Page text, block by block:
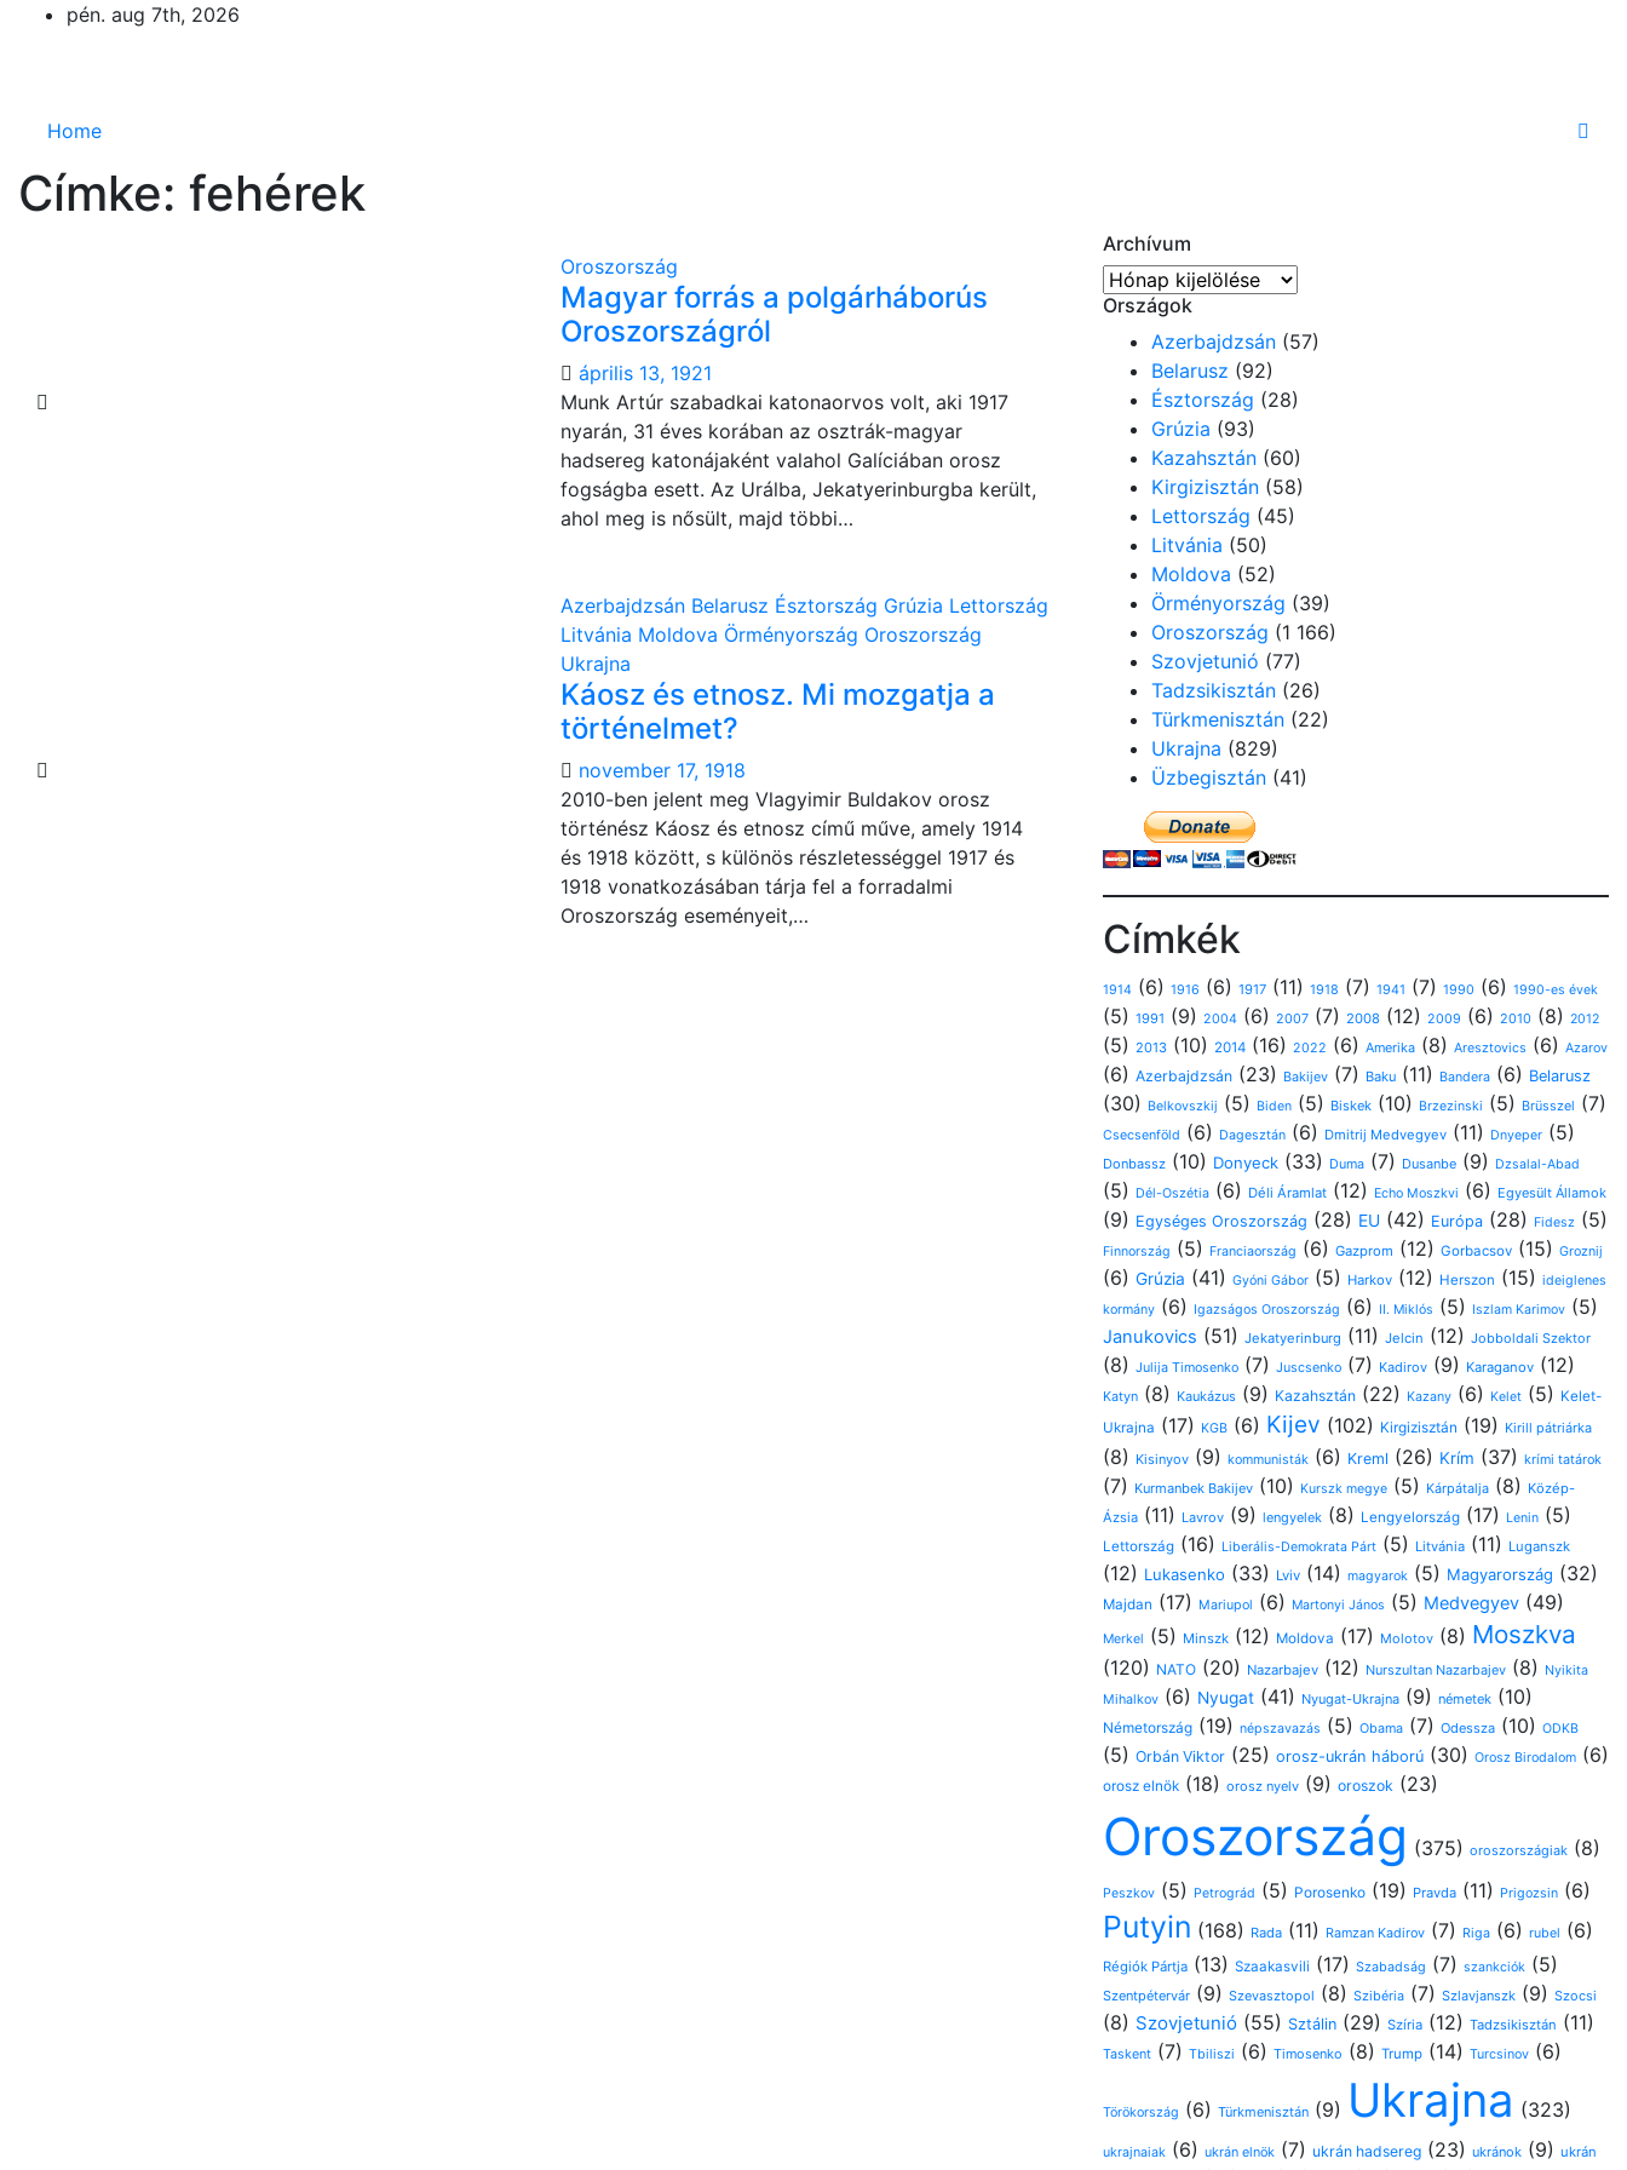
pén. aug 7th, 2026
Home
Címke: fehérek
Oroszország
Magyar forrás a polgárháborús
Oroszországról
április 13, 1921
Munk Artúr szabadkai katonaorvos volt, aki 1917
nyarán, 31 éves korában az osztrák-magyar
hadsereg katonájaként valahol Galíciában orosz
fogságba esett. Az Urálba, Jekatyerinburgba került,
ahol meg is nősült, majd többi…
Azerbajdzsán Belarusz Észtország Grúzia Lettország
Litvánia Moldova Örményország Oroszország
Ukrajna
Káosz és etnosz. Mi mozgatja a
történelmet?
november 17, 1918
2010-ben jelent meg Vlagyimir Buldakov orosz
történész Káosz és etnosz című műve, amely 1914
és 1918 között, s különös részletességgel 1917 és
1918 vonatkozásában tárja fel a forradalmi
Oroszország eseményeit,…
Archívum
Archívum
Országok
Azerbajdzsán (57)
Belarusz (92)
Észtország (28)
Grúzia (93)
Kazahsztán (60)
Kirgizisztán (58)
Lettország (45)
Litvánia (50)
Moldova (52)
Örményország (39)
Oroszország (1 166)
Szovjetunió (77)
Tadzsikisztán (26)
Türkmenisztán (22)
Ukrajna (829)
Üzbegisztán (41)
Címkék
1914 (6) 1916 (6) 1917 (11) 1918 (7) 1941 (7) 1990 (6) 1990-es évek
(5) 1991 (9) 2004 (6) 2007 (7) 2008 (12) 2009 (6) 2010 (8) 2012
(5) 2013 (10) 2014 (16) 2022 (6) Amerika (8) Aresztovics (6) Azarov
(6) Azerbajdzsán (23) Bakijev (7) Baku (11) Bandera (6) Belarusz
(30) Belkovszkij (5) Biden (5) Biskek (10) Brzezinski (5) Brüsszel (7)
Csecsenföld (6) Dagesztán (6) Dmitrij Medvegyev (11) Dnyeper (5)
Donbassz (10) Donyeck (33) Duma (7) Dusanbe (9) Dzsalal-Abad
(5) Dél-Oszétia (6) Déli Áramlat (12) Echo Moszkvi (6) Egyesült Államok
(9) Egységes Oroszország (28) EU (42) Európa (28) Fidesz (5)
Finnország (5) Franciaország (6) Gazprom (12) Gorbacsov (15) Groznij
(6) Grúzia (41) Gyóni Gábor (5) Harkov (12) Herszon (15) ideiglenes
kormány (6) Igazságos Oroszország (6) II. Miklós (5) Iszlam Karimov (5)
Janukovics (51) Jekatyerinburg (11) Jelcin (12) Jobboldali Szektor
(8) Julija Timosenko (7) Juscsenko (7) Kadirov (9) Karaganov (12)
Katyn (8) Kaukázus (9) Kazahsztán (22) Kazany (6) Kelet (5) Kelet-
Ukrajna (17) KGB (6) Kijev (102) Kirgizisztán (19) Kirill pátriárka
(8) Kisinyov (9) kommunisták (6) Kreml (26) Krím (37) krími tatárok
(7) Kurmanbek Bakijev (10) Kurszk megye (5) Kárpátalja (8) Közép-
Ázsia (11) Lavrov (9) lengyelek (8) Lengyelország (17) Lenin (5)
Lettország (16) Liberális-Demokrata Párt (5) Litvánia (11) Luganszk
(12) Lukasenko (33) Lviv (14) magyarok (5) Magyarország (32)
Majdan (17) Mariupol (6) Martonyi János (5) Medvegyev (49)
Merkel (5) Minszk (12) Moldova (17) Molotov (8) Moszkva
(120) NATO (20) Nazarbajev (12) Nurszultan Nazarbajev (8)
Nyikita
Mihalkov (6) Nyugat (41) Nyugat-Ukrajna (9) németek (10)
Németország (19) népszavazás (5) Obama (7) Odessza (10) ODKB
(5) Orbán Viktor (25) orosz-ukrán háború (30) Orosz Birodalom (6)
orosz elnök (18) orosz nyelv (9) oroszok (23)
Oroszország (375) oroszországiak (8)
Peszkov (5) Petrográd (5) Porosenko (19) Pravda (11) Prigozsin (6)
Putyin (168) Rada (11) Ramzan Kadirov (7) Riga (6) rubel (6)
Régiók Pártja (13) Szaakasvili (17) Szabadság (7) szankciók (5)
Szentpétervár (9) Szevasztopol (8) Szibéria (7) Szlavjanszk (9) Szocsi
(8) Szovjetunió (55) Sztálin (29) Szíria (12) Tadzsikisztán (11)
Taskent (7) Tbiliszi (6) Timosenko (8) Trump (14) Turcsinov (6)
Törökország (6) Türkmenisztán (9) Ukrajna (323)
ukrajnaiak (6) ukrán elnök (7) ukrán hadsereg (23) ukránok (9) ukrán